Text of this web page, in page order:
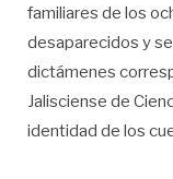
familiares de los
desaparecidos y
dictámenes
Jalisciense de
identidad de los